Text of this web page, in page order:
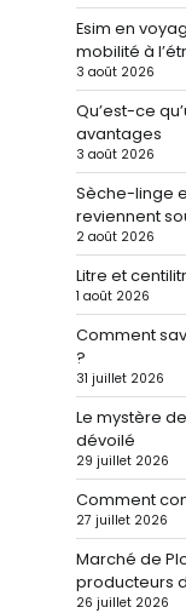
Esim en
mobilité à
3 août 2026
Qu’est-ce
avantages
3 août 2026
Sèche-linge
reviennent
2 août 2026
Litre et
1 août 2026
Comment
?
31 juillet 2026
Le mystère
dévoilé
29 juillet 2026
Comment
27 juillet 2026
Marché de
producteurs
26 juillet 2026